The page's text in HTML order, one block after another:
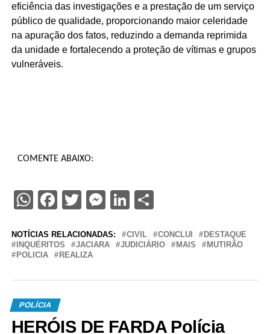
eficiência das investigações e a prestação de um serviço
público de qualidade, proporcionando maior celeridade
na apuração dos fatos, reduzindo a demanda reprimida
da unidade e fortalecendo a proteção de vítimas e grupos
vulneráveis.
COMENTE ABAIXO:
WhatsApp
Facebook
Twitter
Messenger
LinkedIn
Share
NOTÍCIAS RELACIONADAS: CIVIL CONCLUI
DESTAQUE
INQUÉRITOS
JACIARA JUDICIÁRIO MAIS
MUTIRÃO
POLICIA
REALIZA
POLÍCIA
HERÓIS DE FARDA Polícia